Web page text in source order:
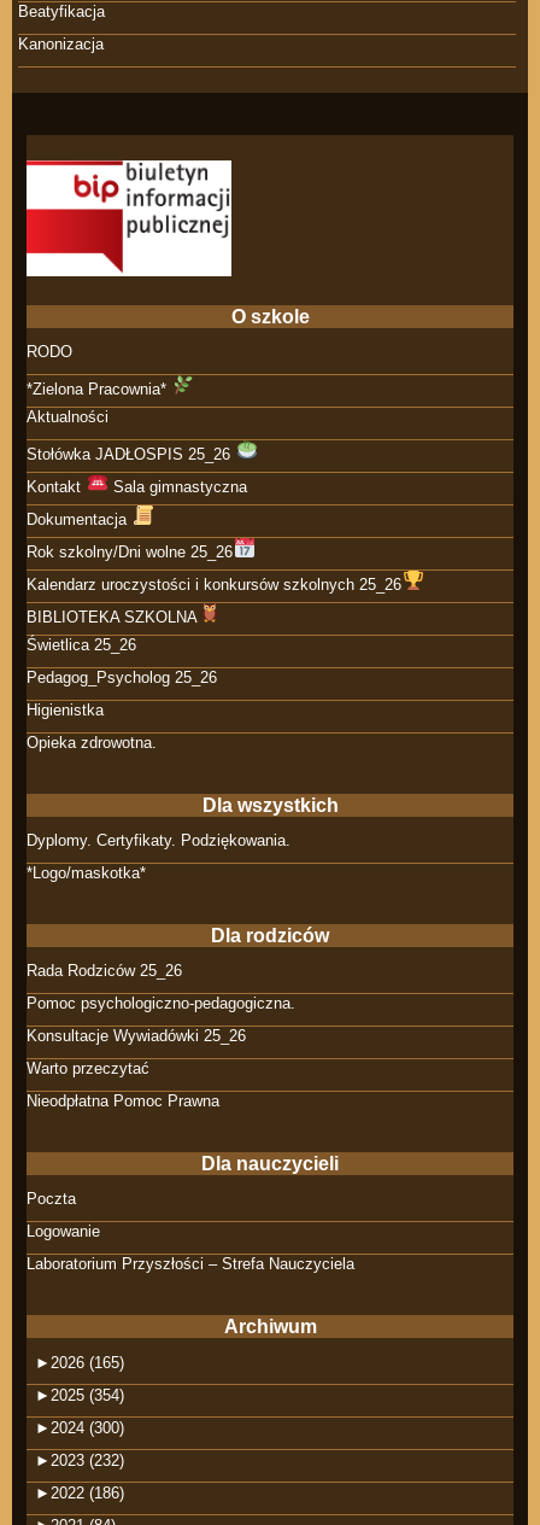
Beatyfikacja
Kanonizacja
O szkole
RODO
*Zielona Pracownia*
Aktualności
Stołówka JADŁOSPIS 25_26
Kontakt
Sala gimnastyczna
Dokumentacja
Rok szkolny/Dni wolne 25_26
Kalendarz uroczystości i konkursów szkolnych 25_26
BIBLIOTEKA SZKOLNA
Świetlica 25_26
Pedagog_Psycholog 25_26
Higienistka
Opieka zdrowotna.
Dla wszystkich
Dyplomy. Certyfikaty. Podziękowania.
*Logo/maskotka*
Dla rodziców
Rada Rodziców 25_26
Pomoc psychologiczno-pedagogiczna.
Konsultacje Wywiadówki 25_26
Warto przeczytać
Nieodpłatna Pomoc Prawna
Dla nauczycieli
Poczta
Logowanie
Laboratorium Przyszłości – Strefa Nauczyciela
Archiwum
► 2026 (165)
► 2025 (354)
► 2024 (300)
► 2023 (232)
► 2022 (186)